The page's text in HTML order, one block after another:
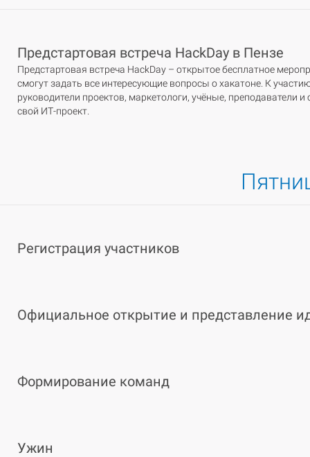
Предстартовая встреча HackDay в Пензе
Предстартовая встреча HackDay – открытое бесплатное
смогут задать все интересующие вопросы о хакатоне. К
руководители проектов, маркетологи, учёные, преподаватели и
свой ИТ-проект.
Регистрация участников
Официальное открытие и представление
Формирование команд
Ужин